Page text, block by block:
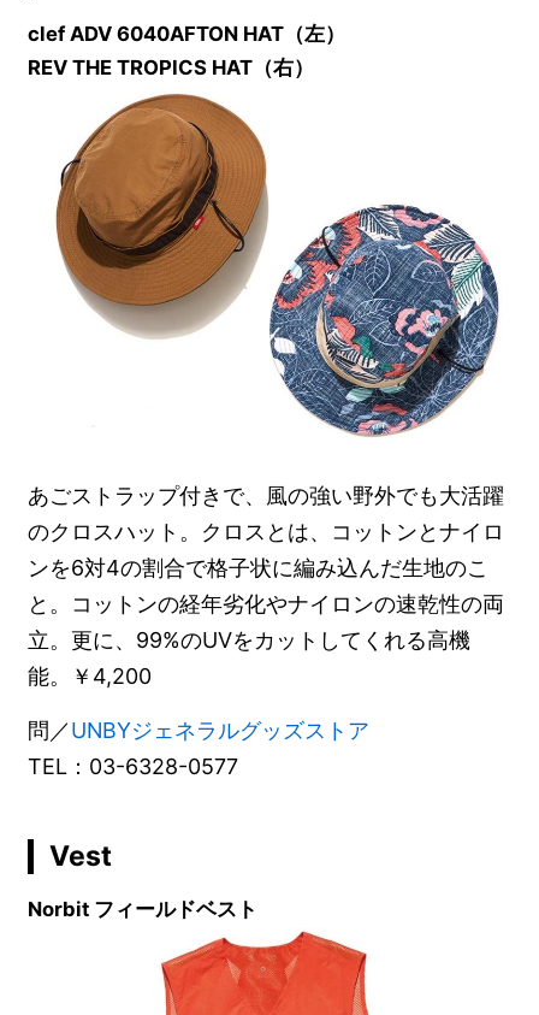
clef ADV 6040AFTON HAT（左）
REV THE TROPICS HAT（右）
あごストラップ付きで、風の強い野外でも大活躍
のクロスハット。クロスとは、コットンとナイロ
ンを6対4の割合で格子状に編み込んだ生地のこ
と。コットンの経年劣化やナイロンの速乾性の両
立。更に、99%のUVをカットしてくれる高機
能。￥4,200
問／UNBYジェネラルグッズストア
TEL：03-6328-0577
Vest
Norbit フィールドベスト